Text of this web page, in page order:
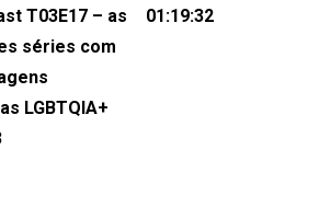
de Naiady
T03E17 – as
séries com
LGBTQIA+
01:19:32